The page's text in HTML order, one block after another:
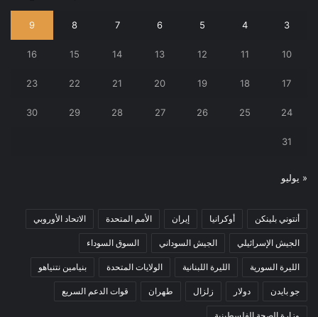
3
4
5
6
7
8
9
10
11
12
13
14
15
16
17
18
19
20
21
22
23
24
25
26
27
28
29
30
31
« يوليو
أنتوني بلينكن أوكرانيا إيران الأمم المتحدة الاتحاد الأوروبي
الجيش الإسرائيلي الجيش السوداني السوق السوداء
الليرة السورية الليرة اللبنانية الولايات المتحدة بنيامين نتنياهو
جو بايدن دولار زلزال طهران قوات الدعم السريع